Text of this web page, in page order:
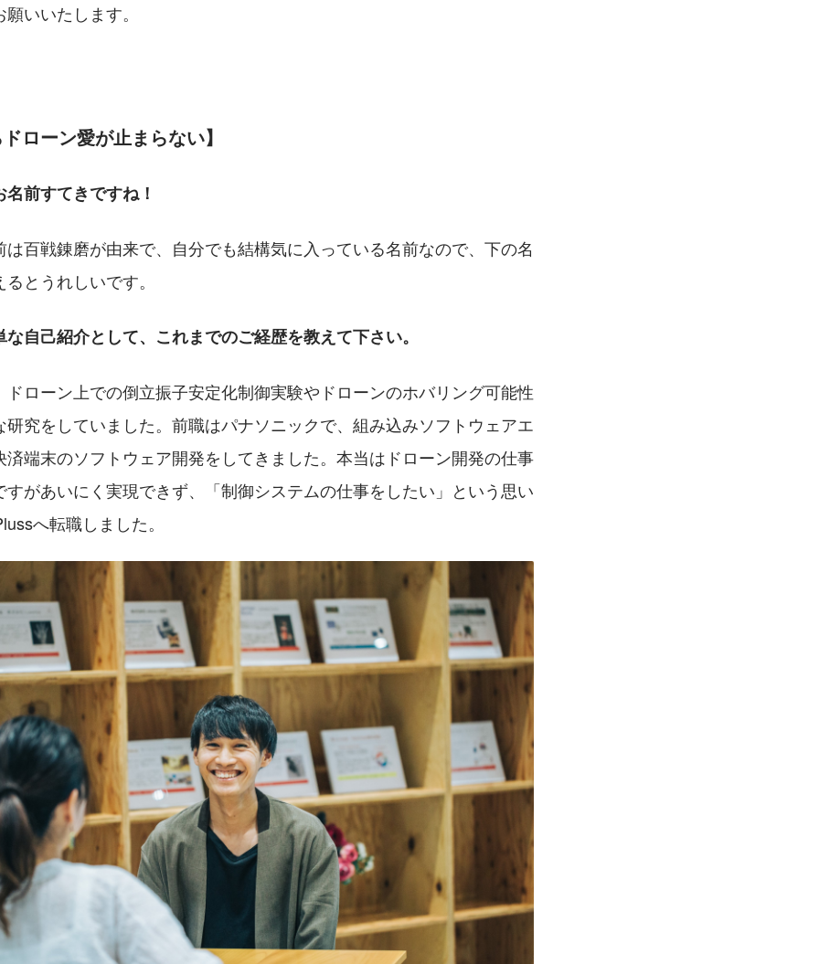
いいたします。
ローン愛が止まらない】
前すてきですね！
百戦錬磨が由来で、自分でも結構気に入っている名前なので、下の名
とうれしいです。
自己紹介として、これまでのご経歴を教えて下さい。
ドローン上での倒立振子安定化制御実験やドローンのホバリング可能性
研究をしていました。前職はパナソニックで、組み込みソフトウェアエ
済端末のソフトウェア開発をしてきました。本当はドローン開発の仕事
すがあいにく実現できず、「制御システムの仕事をしたい」という思い
へ転職しました。